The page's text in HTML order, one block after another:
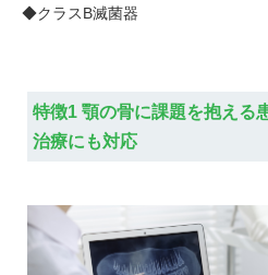
◆クラスB滅菌器
特徴1 顎の骨に課題を抱える
治療にも対応